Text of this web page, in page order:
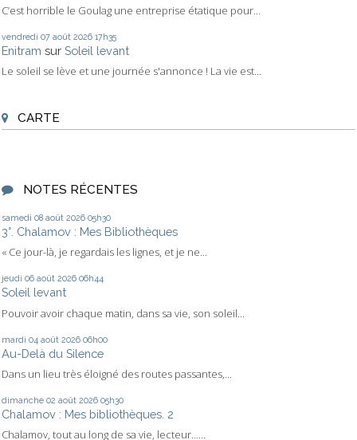
C’est horrible le Goulag une entreprise étatique pour...
vendredi 07 août 2026 17h35
Enitram sur Soleil levant
Le soleil se lève et une journée s'annonce ! La vie est...
CARTE
NOTES RÉCENTES
samedi 08 août 2026 05h30
3°. Chalamov : Mes Bibliothèques
« Ce jour-là, je regardais les lignes, et je ne...
jeudi 06 août 2026 06h44
Soleil levant
Pouvoir avoir chaque matin, dans sa vie, son soleil...
mardi 04 août 2026 06h00
Au-Delà du Silence
Dans un lieu très éloigné des routes passantes,...
dimanche 02 août 2026 05h30
Chalamov : Mes bibliothèques. 2
Chalamov, tout au long de sa vie, lecteur…...